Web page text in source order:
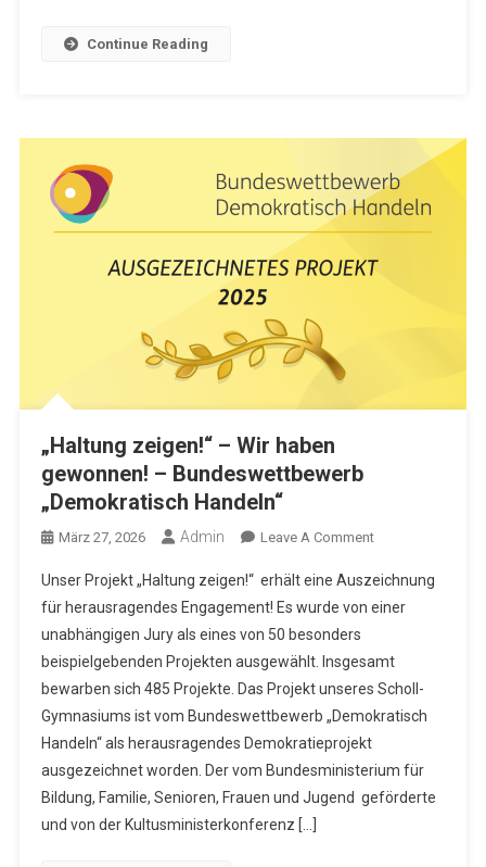
Continue Reading
„Haltung zeigen!“ – Wir haben
gewonnen! – Bundeswettbewerb
„Demokratisch Handeln“
März 27, 2026 Admin Leave A CommentOn
Zeigen!“
–
Haben
Gewonnen!
–
„Demokratisch
Unser Projekt „Haltung zeigen!“ erhält eine Auszeichnung
für herausragendes Engagement! Es wurde von einer
unabhängigen Jury als eines von 50 besonders
beispielgebenden Projekten ausgewählt. Insgesamt
bewarben sich 485 Projekte. Das Projekt unseres Scholl-
Gymnasiums ist vom Bundeswettbewerb „Demokratisch
Handeln“ als herausragendes Demokratieprojekt
ausgezeichnet worden. Der vom Bundesministerium für
Bildung, Familie, Senioren, Frauen und Jugend geförderte
und von der Kultusministerkonferenz […]